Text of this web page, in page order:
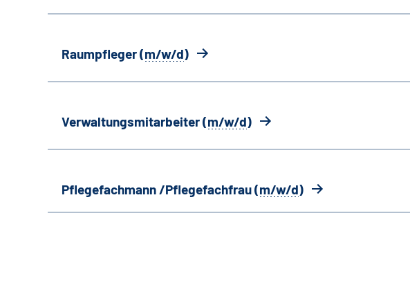
Raumpfleger (m/w/d)
Verwaltungsmitarbeiter (m/w/d)
Pflegefachmann /Pflegefachfrau (m/w/d)